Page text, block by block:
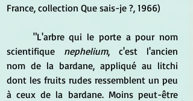
France, collection Que sais-je ?, 1966)
scientifique nephelium, c'est l'ancien
nom de la bardane, appliqué au litchi
dont les fruits rudes ressemblent un peu
à ceux de la bardane. Moins peut-être